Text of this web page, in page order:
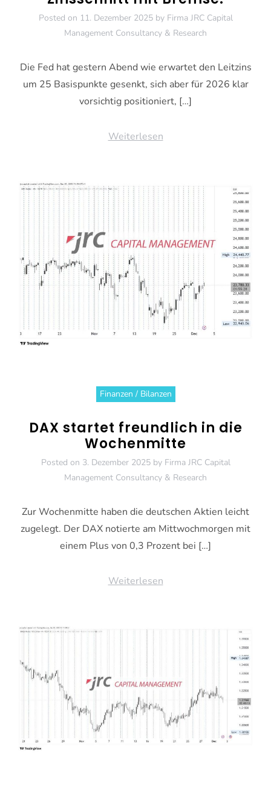
Posted on 11. Dezember 2025by Firma JRC Capital
Management Consultancy & Research
Die Fed hat gestern Abend wie erwartet den Leitzins
um 25 Basispunkte gesenkt, sich aber für 2026 klar
vorsichtig positioniert, […]
Weiterlesen
Finanzen / Bilanzen
DAX startet freundlich in die
Wochenmitte
Posted on 3. Dezember 2025by Firma JRC Capital
Management Consultancy & Research
Zur Wochenmitte haben die deutschen Aktien leicht
zugelegt. Der DAX notierte am Mittwochmorgen mit
einem Plus von 0,3 Prozent bei […]
Weiterlesen